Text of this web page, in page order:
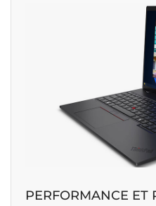
PERFORMANCE ET